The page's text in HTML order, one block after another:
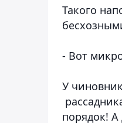
Такого
- Вот
У
порядок! А